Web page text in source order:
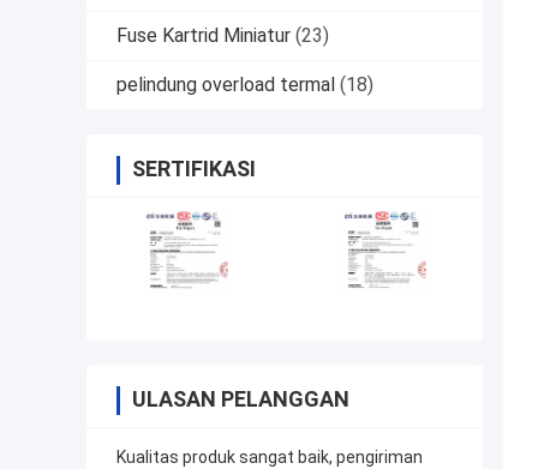
Fuse Kartrid Miniatur (23)
pelindung overload termal (18)
SERTIFIKASI
ULASAN PELANGGAN
Kualitas produk sangat baik, pengiriman